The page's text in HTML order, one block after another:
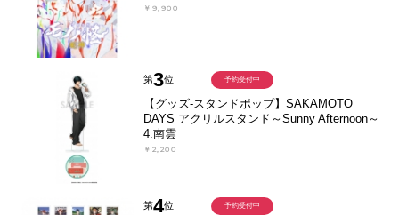
￥9,900
第3位
【グッズ-スタンドポップ】SAKAMOTO
DAYS アクリルスタンド～Sunny Afternoon～
4.南雲
￥2,200
予約受付中
第4位 予約受付中